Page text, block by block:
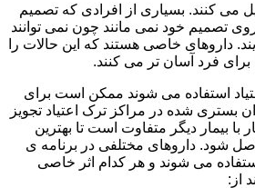
می کنند. بسیاری از افرادی که تصمیم
تصمیم خود نمی مانند چون نمی توانند
داروهای خاصی هستند که این حالات را
فرد آسان تر می کنند.
استفاده می شوند ممکن است برای
بستری شده در مراکز ترک اعتیاد تجویز
با بیمار دیگر متفاوت است تا بهترین
شود. داروهای مختلفی در برنامه ی
می شوند و هر کدام اثر خاصی
از: